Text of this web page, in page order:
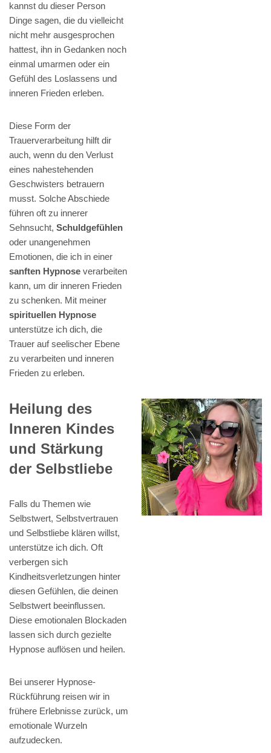
kannst du dieser Person
Dinge sagen, die du vielleicht
nicht mehr ausgesprochen
hattest, ihn in Gedanken noch
einmal umarmen oder ein
Gefühl des Loslassens und
inneren Frieden erleben.
Diese Form der
Trauerverarbeitung hilft dir
auch, wenn du den Verlust
eines nahestehenden
Geschwisters betrauern
musst. Solche Abschiede
führen oft zu innerer
Sehnsucht, Schuldgefühlen
oder unangenehmen
Emotionen, die ich in einer
sanften Hypnose verarbeiten
kann, um dir inneren Frieden
zu schenken. Mit meiner
spirituellen Hypnose
unterstütze ich dich, die
Trauer auf seelischer Ebene
zu verarbeiten und inneren
Frieden zu erleben.
Heilung des
Inneren Kindes
und Stärkung
der Selbstliebe
Falls du Themen wie
Selbstwert, Selbstvertrauen
und Selbstliebe klären willst,
unterstütze ich dich. Oft
verbergen sich
Kindheitsverletzungen hinter
diesen Gefühlen, die deinen
Selbstwert beeinflussen.
Diese emotionalen Blockaden
lassen sich durch gezielte
Hypnose auflösen und heilen.
Bei unserer Hypnose-
Rückführung reisen wir in
frühere Erlebnisse zurück, um
emotionale Wurzeln
aufzudecken.